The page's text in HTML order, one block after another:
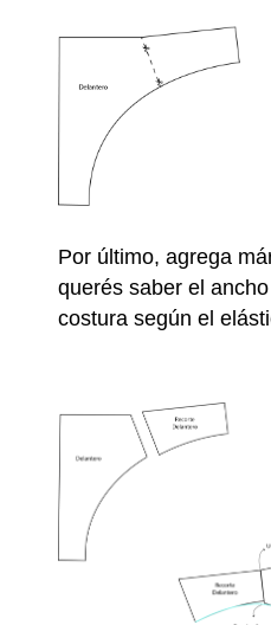
Por último, agrega
querés saber el
costura según el